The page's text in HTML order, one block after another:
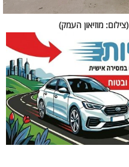
(צילום: מוזיאון העמק)